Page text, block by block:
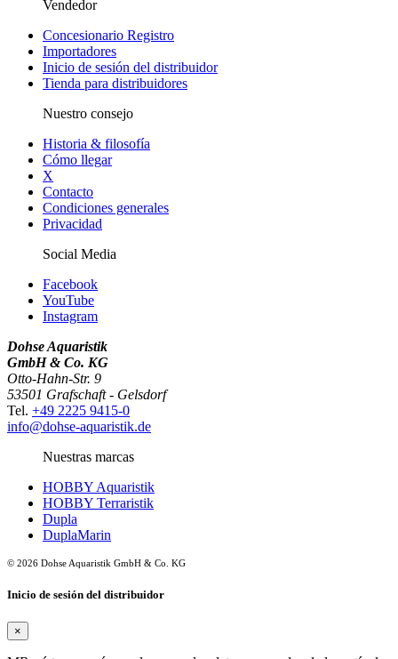
Vendedor
Concesionario Registro
Importadores
Inicio de sesión del distribuidor
Tienda para distribuidores
Nuestro consejo
Historia & filosofía
Cómo llegar
X
Contacto
Condiciones generales
Privacidad
Social Media
Facebook
YouTube
Instagram
Dohse Aquaristik
GmbH & Co. KG
Otto-Hahn-Str. 9
53501 Grafschaft - Gelsdorf
Tel. +49 2225 9415-0
info@dohse-aquaristik.de
Nuestras marcas
HOBBY Aquaristik
HOBBY Terraristik
Dupla
DuplaMarin
© 2026 Dohse Aquaristik GmbH & Co. KG
Inicio de sesión del distribuidor
×